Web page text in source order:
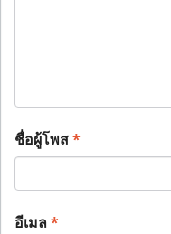
ชื่อผู้โพส*
อีเมล*